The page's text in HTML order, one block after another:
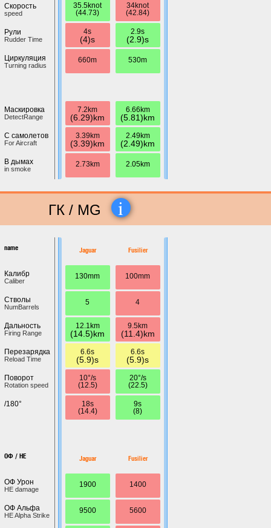
Скорость
speed
Рули
Rudder Time
Циркуляция
Turning radius
Маскировка
DetectRange
С самолетов
For Aircraft
В дымах
in smoke
35.5knot
(44.73)
4s
(4)s
660m
7.2km
(6.29)km
3.39km
(3.39)km
2.73km
34knot
(42.84)
2.9s
(2.9)s
530m
6.66km
(5.81)km
2.49km
(2.49)km
2.05km
ГК / MG i
name
Калибр
Caliber
Стволы
NumBarrels
Дальность
Firing Range
Перезарядка
Reload Time
Поворот
Rotation speed
/180°
ОФ / HE
ОФ Урон
HE damage
ОФ Альфа
HE Alpha Strike
Jaguar
130mm
5
12.1km
(14.5)km
6.6s
(5.9)s
10°/s
(12.5)
18s
(14.4)
Jaguar
1900
9500
Fusilier
100mm
4
9.5km
(11.4)km
6.6s
(5.9)s
20°/s
(22.5)
9s
(8)
Fusilier
1400
5600